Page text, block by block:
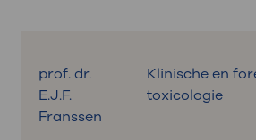
prof. dr.
E.J.F.
Franssen
Klinische en
toxicologie